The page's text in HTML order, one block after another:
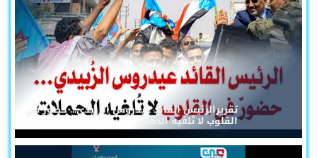
تقريرالرئيس القائد عيدروس الزُبيدي... حضورٌ في
القلوب لا تُلغيه الحملات